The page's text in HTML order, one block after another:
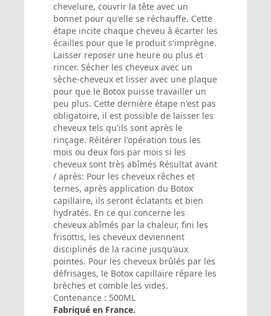
chevelure, couvrir la tête avec un
bonnet pour qu'elle se réchauffe. Cette
étape incite chaque cheveu à écarter les
écailles pour que le produit s'imprègne.
Laisser reposer une heure ou plus et
rincer. Sécher les cheveux avec un
sèche-cheveux et lisser avec une plaque
pour que le Botox puisse travailler un
peu plus. Cette dernière étape n'est pas
obligatoire, il est possible de laisser les
cheveux tels qu'ils sont après le
rinçage. Réitérer l'opération tous les
mois ou deux fois par mois si les
cheveux sont très abîmés Résultat avant
/ après: Pour les cheveux rêches et
ternes, après application du Botox
capillaire, ils seront éclatants et bien
hydratés. En ce qui concerne les
cheveux abîmés par la chaleur, fini les
frisottis, les cheveux deviennent
disciplinés de la racine jusqu'aux
pointes. Pour les cheveux brûlés par les
défrisages, le Botox capillaire répare les
brèches et comble les vides.
Contenance : 500ML
Fabriqué en France.